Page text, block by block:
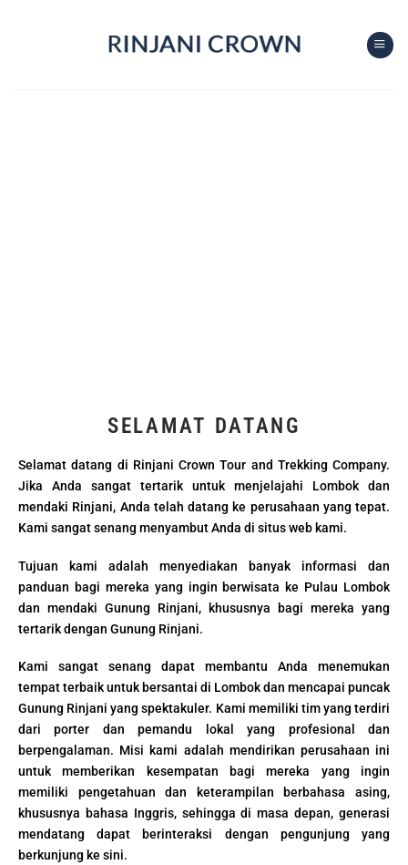
SELAMAT DATANG
Selamat datang di Rinjani Crown Tour and Trekking Company.
Jika Anda sangat tertarik untuk menjelajahi Lombok dan
mendaki Rinjani, Anda telah datang ke perusahaan yang tepat.
Kami sangat senang menyambut Anda di situs web kami.
Tujuan kami adalah menyediakan banyak informasi dan
panduan bagi mereka yang ingin berwisata ke Pulau Lombok
dan mendaki Gunung Rinjani, khususnya bagi mereka yang
tertarik dengan Gunung Rinjani.
Kami sangat senang dapat membantu Anda menemukan
tempat terbaik untuk bersantai di Lombok dan mencapai puncak
Gunung Rinjani yang spektakuler. Kami memiliki tim yang terdiri
dari porter dan pemandu lokal yang profesional dan
berpengalaman. Misi kami adalah mendirikan perusahaan ini
untuk memberikan kesempatan bagi mereka yang ingin
memiliki pengetahuan dan keterampilan berbahasa asing,
khususnya bahasa Inggris, sehingga di masa depan, generasi
mendatang dapat berinteraksi dengan pengunjung yang
berkunjung ke sini.